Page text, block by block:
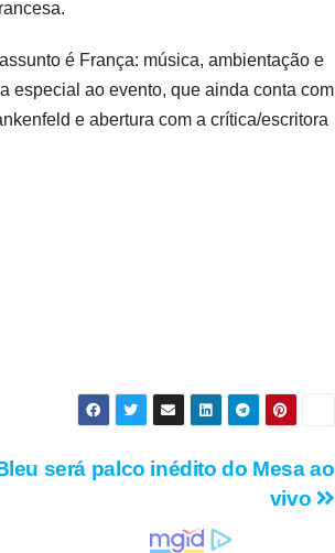
é França: música, ambientação e
especial ao evento, que ainda conta com
e abertura com a crítica/escritora
será palco inédito do Mesa ao
vivo